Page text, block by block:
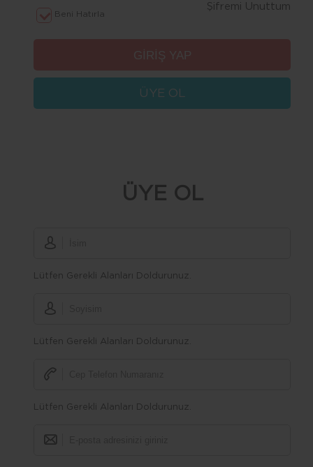
Beni Hatırla
Şifremi Unuttum
ÜYE OL
ÜYE OL
Lütfen Gerekli Alanları Doldurunuz.
Lütfen Gerekli Alanları Doldurunuz.
Lütfen Gerekli Alanları Doldurunuz.